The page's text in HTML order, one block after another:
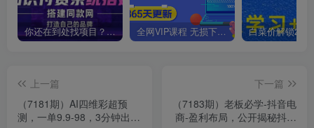
你还在到处找项目？还在当韭菜？我靠卖项目一个月收入5万+，曾经我也是个失败者。 全网VIP课程 无损下载~
上一篇
（7181期）AI四维彩超预
测，一单9.9-98，3分钟出
下一篇
（7183期）老板必学-抖音电
商-盈利布局，公开揭秘抖音